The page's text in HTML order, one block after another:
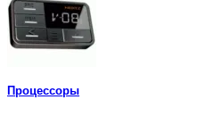
Процессоры